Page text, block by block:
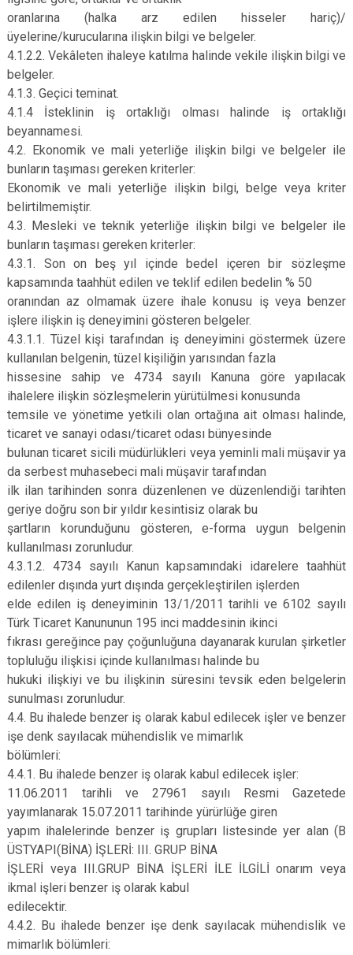
oranlarına (halka arz edilen hisseler hariç)/
üyelerine/kurucularına ilişkin bilgi ve belgeler.
4.1.2.2. Vekâleten ihaleye katılma halinde vekile ilişkin bilgi ve
belgeler.
4.1.3. Geçici teminat.
4.1.4 İsteklinin iş ortaklığı olması halinde iş ortaklığı
beyannamesi.
4.2. Ekonomik ve mali yeterliğe ilişkin bilgi ve belgeler ile
bunların taşıması gereken kriterler:
Ekonomik ve mali yeterliğe ilişkin bilgi, belge veya kriter
belirtilmemiştir.
4.3. Mesleki ve teknik yeterliğe ilişkin bilgi ve belgeler ile
bunların taşıması gereken kriterler:
4.3.1. Son on beş yıl içinde bedel içeren bir sözleşme
kapsamında taahhüt edilen ve teklif edilen bedelin % 50
oranından az olmamak üzere ihale konusu iş veya benzer
işlere ilişkin iş deneyimini gösteren belgeler.
4.3.1.1. Tüzel kişi tarafından iş deneyimini göstermek üzere
kullanılan belgenin, tüzel kişiliğin yarısından fazla
hissesine sahip ve 4734 sayılı Kanuna göre yapılacak
ihalelere ilişkin sözleşmelerin yürütülmesi konusunda
temsile ve yönetime yetkili olan ortağına ait olması halinde,
ticaret ve sanayi odası/ticaret odası bünyesinde
bulunan ticaret sicili müdürlükleri veya yeminli mali müşavir ya
da serbest muhasebeci mali müşavir tarafından
ilk ilan tarihinden sonra düzenlenen ve düzenlendiği tarihten
geriye doğru son bir yıldır kesintisiz olarak bu
şartların korunduğunu gösteren, e-forma uygun belgenin
kullanılması zorunludur.
4.3.1.2. 4734 sayılı Kanun kapsamındaki idarelere taahhüt
edilenler dışında yurt dışında gerçekleştirilen işlerden
elde edilen iş deneyiminin 13/1/2011 tarihli ve 6102 sayılı
Türk Ticaret Kanununun 195 inci maddesinin ikinci
fıkrası gereğince pay çoğunluğuna dayanarak kurulan şirketler
topluluğu ilişkisi içinde kullanılması halinde bu
hukuki ilişkiyi ve bu ilişkinin süresini tevsik eden belgelerin
sunulması zorunludur.
4.4. Bu ihalede benzer iş olarak kabul edilecek işler ve benzer
işe denk sayılacak mühendislik ve mimarlık
bölümleri:
4.4.1. Bu ihalede benzer iş olarak kabul edilecek işler:
11.06.2011 tarihli ve 27961 sayılı Resmi Gazetede
yayımlanarak 15.07.2011 tarihinde yürürlüğe giren
yapım ihalelerinde benzer iş grupları listesinde yer alan (B
ÜSTYAPI(BİNA) İŞLERİ: III. GRUP BİNA
İŞLERİ veya III.GRUP BİNA İŞLERİ İLE İLGİLİ onarım veya
ikmal işleri benzer iş olarak kabul
edilecektir.
4.4.2. Bu ihalede benzer işe denk sayılacak mühendislik ve
mimarlık bölümleri: